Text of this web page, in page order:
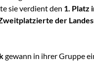
sie verdient den 1. Platz
der
gewann in ihrer Gruppe